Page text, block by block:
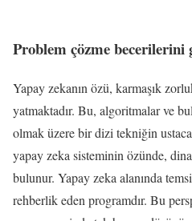
Problem çözme becerilerini
Yapay zekanın özü, karmaşık
yatmaktadır. Bu, algoritmalar ve
olmak üzere bir dizi tekniğin
yapay zeka sisteminin özünde,
bulunur. Yapay zeka alanında
rehberlik eden programdır. Bu